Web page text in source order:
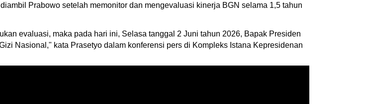
Prabowo setelah memonitor dan mengevaluasi kinerja BGN selama 1,5 tahun
evaluasi, maka pada hari ini, Selasa tanggal 2 Juni tahun 2026, Bapak Presiden
Nasional," kata Prasetyo dalam konferensi pers di Kompleks Istana Kepresidenan